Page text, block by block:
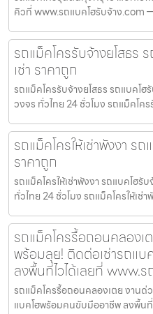
คิวที่ www.รถแบคโฮรับจ้าง.com
รถแม็คโครรับจ้างยโสธร
เช่า ราคาถูก
รถแม็คโครรับจ้างยโสธร รถแบคโฮ
วงจร ทั่วไทย 24 ชั่วโมง รถแม็คโค
รถแม็คโครให้เช่าพังงา รถ
ราคาถูก
รถแม็คโครให้เช่าพังงา รถแบคโฮรั
ทั่วไทย 24 ชั่วโมง รถแม็คโครให้เช่
รถแม็คโครรื้อถอนคลองเ
พร้อมลุย! ติดต่อเช่ารถแ
ลงพื้นที่ไวได้เลยที่ www.
รถแม็คโครรื้อถอนคลองเตย งานด่
แบคโฮพร้อมคนขับมืออาชีพ ลงพื้นที่